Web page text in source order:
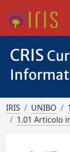
CRIS
IRIS UNIBO
1.01 Articolo